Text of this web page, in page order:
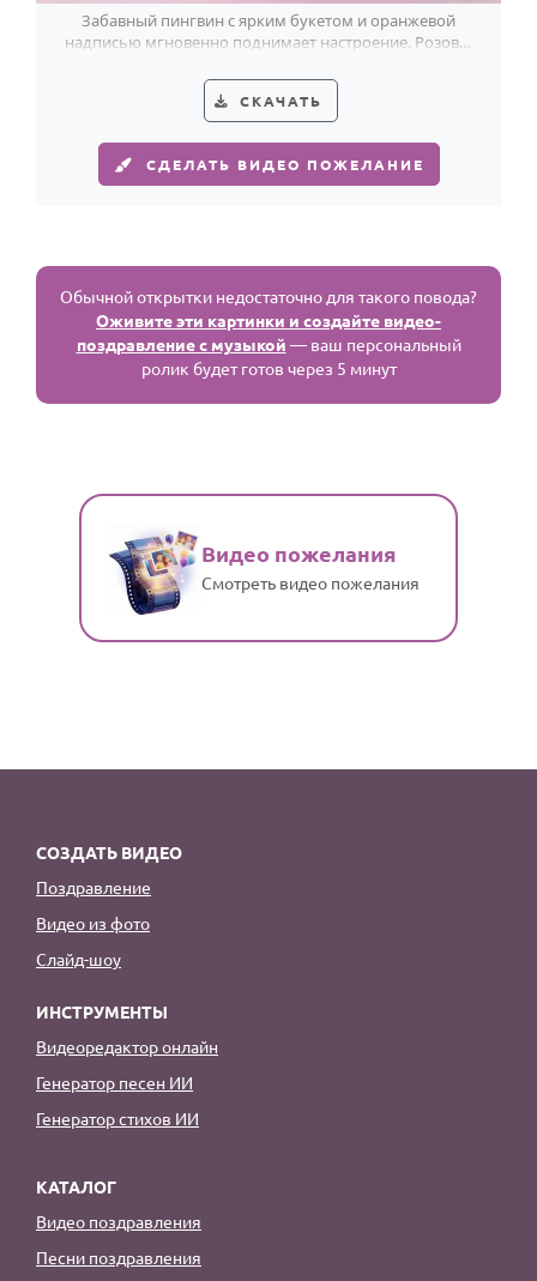
Забавный пингвин с ярким букетом и оранжевой
надписью мгновенно поднимает настроение. Розово-
СКАЧАТЬ
СДЕЛАТЬ ВИДЕО ПОЖЕЛАНИЕ
Обычной открытки недостаточно для такого повода?
Оживите эти картинки и создайте видео-
поздравление с музыкой — ваш персональный
ролик будет готов через 5 минут
Видео пожелания
Смотреть видео пожелания
СОЗДАТЬ ВИДЕО
Поздравление
Видео из фото
Слайд-шоу
ИНСТРУМЕНТЫ
Видеоредактор онлайн
Генератор песен ИИ
Генератор стихов ИИ
КАТАЛОГ
Видео поздравления
Песни поздравления